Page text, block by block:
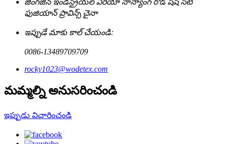
జింగ్‌జిన్ ఇండస్ట్రియల్ ఏరియా నాన్యాంగ్ రోడ్ షిషి సిటీ
ఫుజియాన్ ప్రావిన్స్ చైనా
ఇప్పుడే మాకు కాల్ చేయండి:
0086-13489709709
rocky1023@wodetex.com
మమ్మల్ని అనుసరించండి
ఇప్పుడు విచారించండి